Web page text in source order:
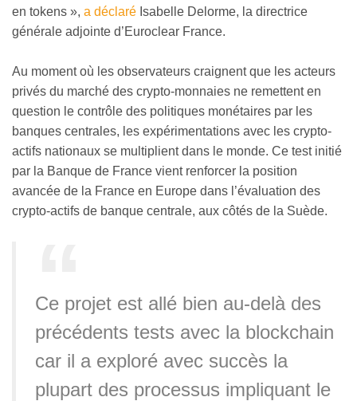
en tokens », a déclaré Isabelle Delorme, la directrice
générale adjointe d’Euroclear France.
Au moment où les observateurs craignent que les acteurs
privés du marché des crypto-monnaies ne remettent en
question le contrôle des politiques monétaires par les
banques centrales, les expérimentations avec les crypto-
actifs nationaux se multiplient dans le monde. Ce test initié
par la Banque de France vient renforcer la position
avancée de la France en Europe dans l’évaluation des
crypto-actifs de banque centrale, aux côtés de la Suède.
Ce projet est allé bien au-delà des
précédents tests avec la blockchain
car il a exploré avec succès la
plupart des processus impliquant le